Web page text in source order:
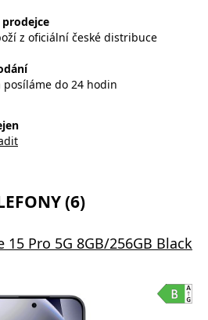
z oficiální české distribuce
posíláme do 24 hodin
(6)
Pro 5G 8GB/256GB Black